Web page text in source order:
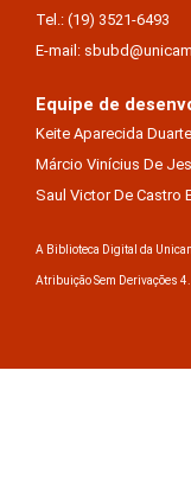
Tel.: (19) 3521-6493
E-mail:
Equipe de
Keite Aparecida Duarte
Márcio Vinícius De
Saul Victor De Castro
A Biblioteca Digital da
Atribuição Sem Derivações